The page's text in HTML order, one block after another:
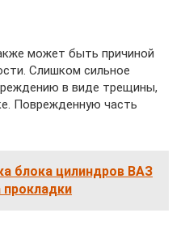
может быть причиной
Слишком сильное
в виде трещины,
Поврежденную часть
блока цилиндров ВАЗ
прокладки